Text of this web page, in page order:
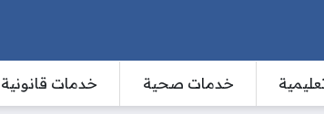
خدمات صحية خدمات قانونية